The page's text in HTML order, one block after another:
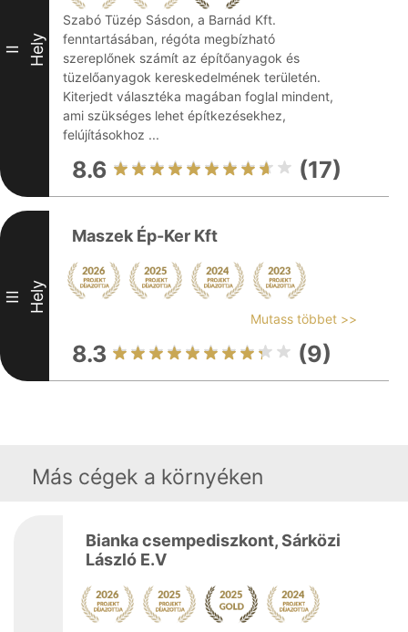
II Hely
Szabó Tüzép Sásdon, a Barnád Kft.
fenntartásában, régóta megbízható
szereplőnek számít az építőanyagok és
tüzelőanyagok kereskedelmének területén.
Kiterjedt választéka magában foglal mindent,
ami szükséges lehet építkezésekhez,
felújításokhoz ...
8.6 (17)
III Hely
Maszek Ép-Ker Kft
Mutass többet >>
8.3 (9)
Más cégek a környéken
Bianka csempediszkont, Sárközi
László E.V